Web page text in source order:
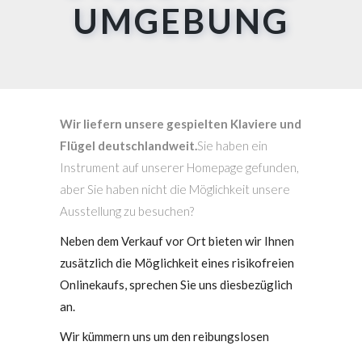
UMGEBUNG
Wir liefern unsere gespielten Klaviere und
Flügel deutschlandweit.Sie haben ein
Instrument auf unserer Homepage gefunden,
aber Sie haben nicht die Möglichkeit unsere
Ausstellung zu besuchen?
Neben dem Verkauf vor Ort bieten wir Ihnen
zusätzlich die Möglichkeit eines risikofreien
Onlinekaufs, sprechen Sie uns diesbezüglich
an.
Wir kümmern uns um den reibungslosen